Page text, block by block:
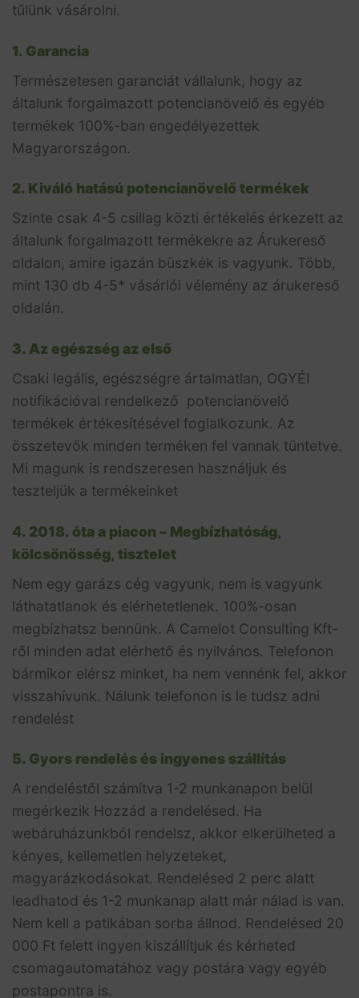
tűlünk vásárolni.
1. Garancia
Természetesen garanciát vállalunk, hogy az
általunk forgalmazott potencianövelő és egyéb
termékek 100%-ban engedélyezettek
Magyarországon.
2. Kiváló hatású potencianövelő termékek
Szinte csak 4-5 csillag közti értékelés érkezett az
általunk forgalmazott termékekre az Árukereső
oldalon, amire igazán büszkék is vagyunk. Több,
mint 130 db 4-5* vásárlói vélemény az árukereső
oldalán.
3. Az egészség az első
Csaki legális, egészségre ártalmatlan, OGYÉI
notifikációval rendelkező potencianövelő
termékek értékesítésével foglalkozunk. Az
összetevők minden terméken fel vannak tüntetve.
Mi magunk is rendszeresen használjuk és
teszteljük a termékeinket
4. 2018. óta a piacon – Megbízhatóság,
kölcsönösség, tisztelet
Nem egy garázs cég vagyunk, nem is vagyunk
láthatatlanok és elérhetetlenek. 100%-osan
megbízhatsz bennünk. A Camelot Consulting Kft-
ről minden adat elérhető és nyilvános. Telefonon
bármikor elérsz minket, ha nem vennénk fel, akkor
visszahívunk. Nálunk telefonon is le tudsz adni
rendelést
5. Gyors rendelés és ingyenes szállítás
A rendeléstől számítva 1-2 munkanapon belül
megérkezik Hozzád a rendelésed. Ha
webáruházunkból rendelsz, akkor elkerülheted a
kényes, kellemetlen helyzeteket,
magyarázkodásokat. Rendelésed 2 perc alatt
leadhatod és 1-2 munkanap alatt már nálad is van.
Nem kell a patikában sorba állnod. Rendelésed 20
000 Ft felett ingyen kiszállítjuk és kérheted
csomagautomatához vagy postára vagy egyéb
postapontra is.